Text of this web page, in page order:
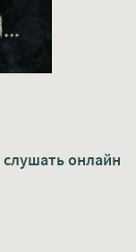
слушать онлайн